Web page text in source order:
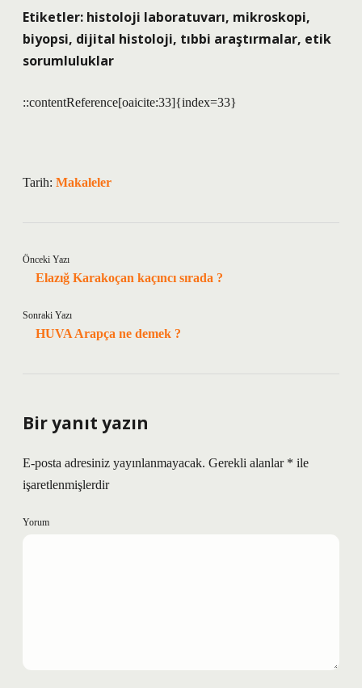
Etiketler: histoloji laboratuvarı, mikroskopi,
biyopsi, dijital histoloji, tıbbi araştırmalar, etik
sorumluluklar
::contentReference[oaicite:33]{index=33}
Tarih: Makaleler
Önceki Yazı
Elazığ Karakoçan kaçıncı sırada ?
Sonraki Yazı
HUVA Arapça ne demek ?
Bir yanıt yazın
E-posta adresiniz yayınlanmayacak. Gerekli alanlar * ile
işaretlenmişlerdir
Yorum